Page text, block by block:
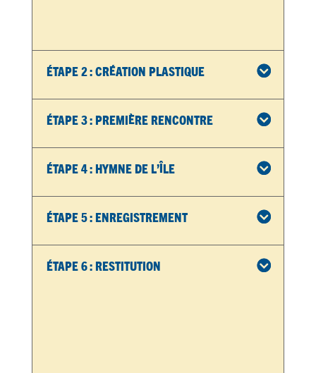
Étape 2 : Création plastique
Étape 3 : Première rencontre
Étape 4 : Hymne de l’île
Étape 5 : Enregistrement
Étape 6 : Restitution